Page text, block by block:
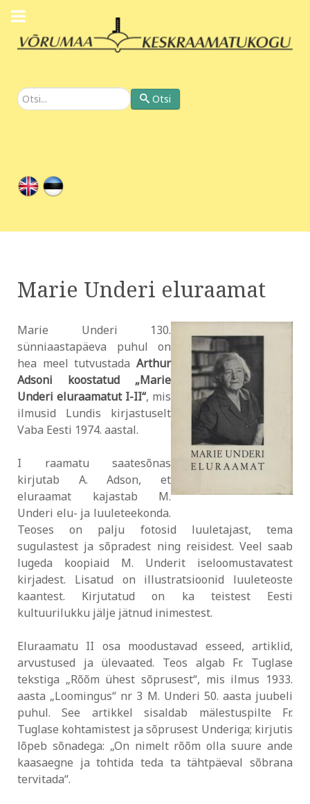
Otsi Otsi
Marie Underi eluraamat
Marie Underi 130.
sünniaastapäeva puhul on
hea meel tutvustada Arthur
Adsoni koostatud „Marie
Underi eluraamatut I-II“, mis
ilmusid Lundis kirjastuselt
Vaba Eesti 1974. aastal.
I raamatu saatesõnas
kirjutab A. Adson, et
eluraamat kajastab M.
Underi elu- ja luuleteekonda.
Teoses on palju fotosid luuletajast, tema
sugulastest ja sõpradest ning reisidest. Veel saab
lugeda koopiaid M. Underit iseloomustavatest
kirjadest. Lisatud on illustratsioonid luuleteoste
kaantest. Kirjutatud on ka teistest Eesti
kultuurilukku jälje jätnud inimestest.
Eluraamatu II osa moodustavad esseed, artiklid,
arvustused ja ülevaated. Teos algab Fr. Tuglase
tekstiga „Rõõm ühest sõprusest“, mis ilmus 1933.
aasta „Loomingus“ nr 3 M. Underi 50. aasta juubeli
puhul. See artikkel sisaldab mälestuspilte Fr.
Tuglase kohtamistest ja sõprusest Underiga; kirjutis
lõpeb sõnadega: „On nimelt rõõm olla suure ande
kaasaegne ja tohtida teda ta tähtpäeval sõbrana
tervitada“.